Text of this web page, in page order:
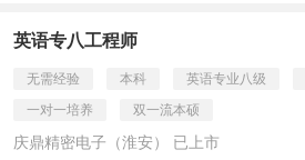
英语专八工程师
无需经验 本科 英语专业八级
一对一培养
双一流本硕
庆鼎精密电子（淮安） 已上市